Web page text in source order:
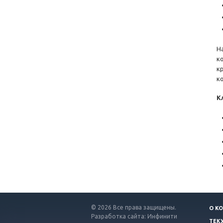
© 2026 Все права защищены.
Разработка сайта: Инфинити
О